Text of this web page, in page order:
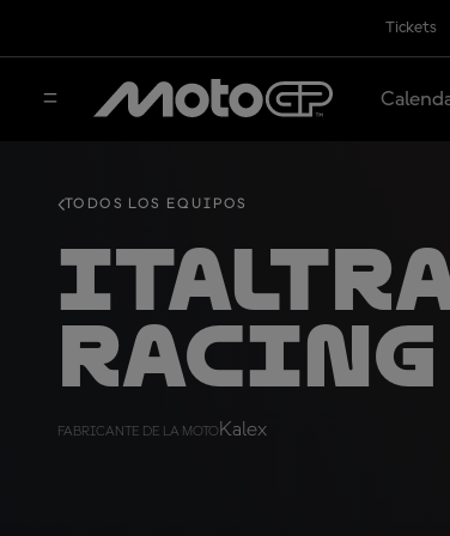
Tickets
TODOS LOS EQUIPOS
Racing
FABRICANTE DE LA MOTO Kalex